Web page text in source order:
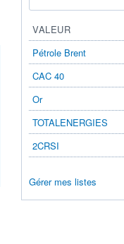
VALEUR
Pétrole Brent
CAC 40
Or
TOTALENERGIES
2CRSI
Gérer mes listes